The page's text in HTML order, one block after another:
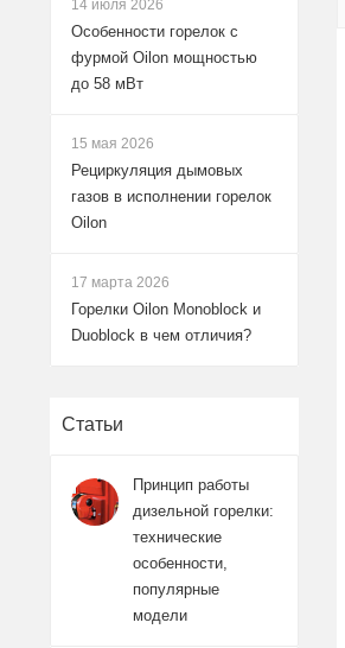
14 июля 2026
Особенности горелок с
фурмой Oilon мощностью
до 58 мВт
15 мая 2026
Рециркуляция дымовых
газов в исполнении горелок
Oilon
17 марта 2026
Горелки Oilon Monoblock и
Duoblock в чем отличия?
Статьи
Принцип работы
дизельной горелки:
технические
особенности,
популярные
модели